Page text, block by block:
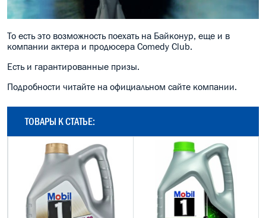
То есть это возможность поехать на Байконур, еще и в
компании актера и продюсера Comedy Club.
Есть и гарантированные призы.
Подробности читайте на официальном сайте компании.
ТОВАРЫ К СТАТЬЕ: